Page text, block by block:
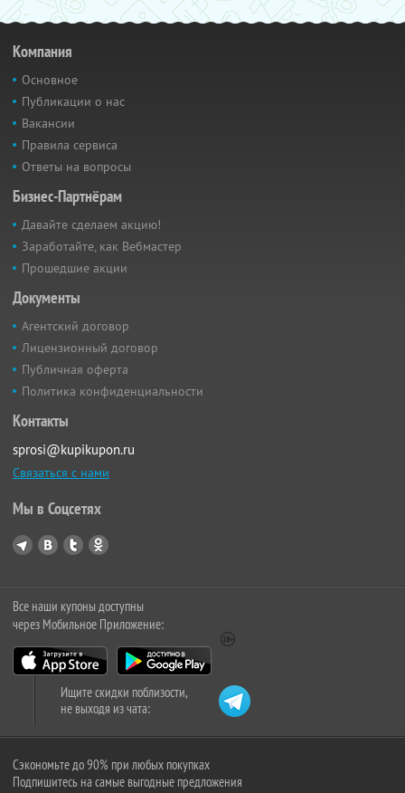
Компания
Основное
Публикации о нас
Вакансии
Правила сервиса
Ответы на вопросы
Бизнес-Партнёрам
Давайте сделаем акцию!
Заработайте, как Вебмастер
Прошедшие акции
Документы
Агентский договор
Лицензионный договор
Публичная оферта
Политика конфиденциальности
Контакты
sprosi@kupikupon.ru
Связаться с нами
Мы в Соцсетях
Все наши купоны доступны
через Мобильное Приложение:
Ищите скидки поблизости,
не выходя из чата:
Сэкономьте до 90% при любых покупках
Подпишитесь на самые выгодные предложения